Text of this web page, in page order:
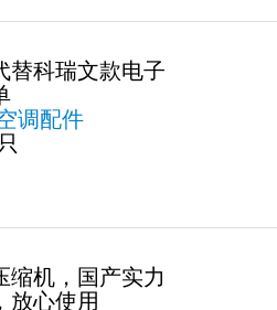
替科瑞文款电子
调配件
缩机，国产实力
放心使用